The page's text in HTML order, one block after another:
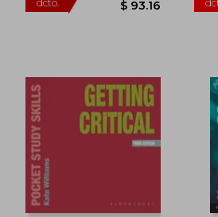
45%
dcto.
$ 552.91
$ 304.10